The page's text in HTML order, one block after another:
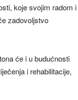
koje svojim radom i
zadovoljstvo
će i u budućnosti
i rehabilitacije,